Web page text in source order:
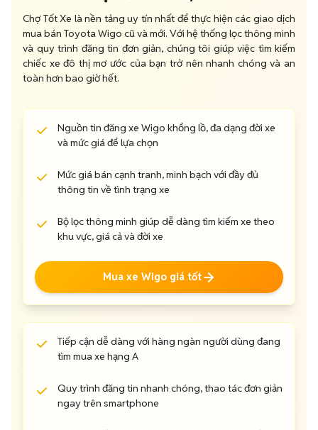
Chợ Tốt Xe là nền tảng uy tín nhất để thực hiện các giao dịch
mua bán Toyota Wigo cũ và mới. Với hệ thống lọc thông minh
và quy trình đăng tin đơn giản, chúng tôi giúp việc tìm kiếm
chiếc xe đô thị mơ ước của bạn trở nên nhanh chóng và an
toàn hơn bao giờ hết.
Nguồn tin đăng xe Wigo khổng lồ, đa dạng đời xe
và mức giá để lựa chọn
Mức giá bán cạnh tranh, minh bạch với đầy đủ
thông tin về tình trạng xe
Bộ lọc thông minh giúp dễ dàng tìm kiếm xe theo
khu vực, giá cả và đời xe
Mua xe Wigo giá tốt
Tiếp cận dễ dàng với hàng ngàn người dùng đang
tìm mua xe hạng A
Quy trình đăng tin nhanh chóng, thao tác đơn giản
ngay trên smartphone